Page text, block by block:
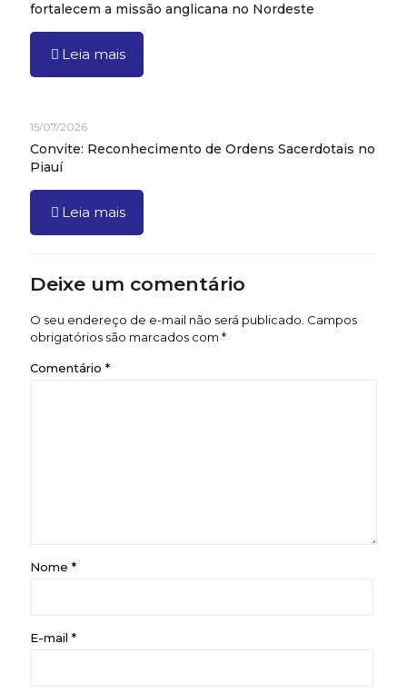
fortalecem a missão anglicana no Nordeste
Leia mais
15/07/2026
Convite: Reconhecimento de Ordens Sacerdotais no
Piauí
Leia mais
Deixe um comentário
O seu endereço de e-mail não será publicado. Campos
obrigatórios são marcados com *
Comentário *
Nome *
E-mail *